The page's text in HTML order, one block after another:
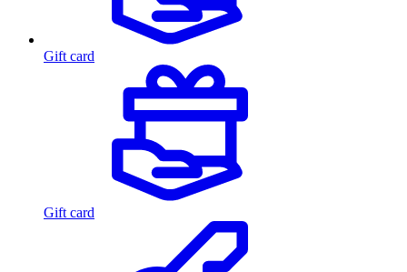
Gift card
Gift card